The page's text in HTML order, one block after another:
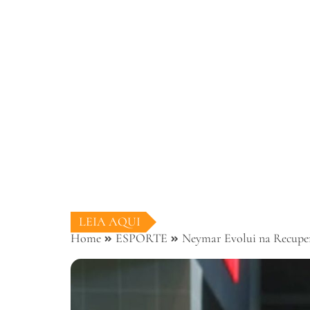
LEIA AQUI
Home
ESPORTE Neymar Evolui na